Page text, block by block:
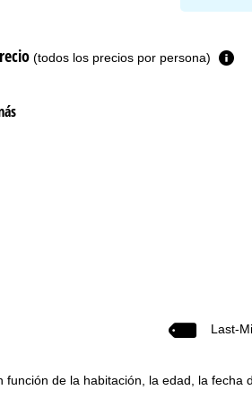
(todos los precios por persona)
Last-
función de la habitación, la edad, la